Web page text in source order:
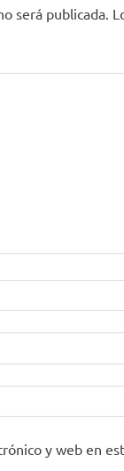
será publicada.
y web en